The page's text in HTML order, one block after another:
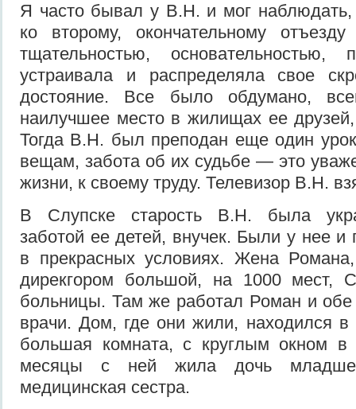
Я часто бывал у В.Н. и мог наблюдать,
ко второму, окончательному
тщательностью, основательностью,
устраивала и распределяла свое
достояние. Все было обдумано,
наилучшее место в жилищах ее друзей,
Тогда В.Н. был преподан еще один
вещам, забота об их судьбе — это
жизни, к своему труду. Телевизор В.Н.
В Слупске старость В.Н. была
заботой ее детей, внучек. Были у нее
в прекрасных условиях. Жена
дирекгором большой, на 1000 мест,
больницы. Там же работал Роман и
врачи. Дом, где они жили, находился
большая комната, с круглым окном в
месяцы с ней жила дочь
медицинская сестра.